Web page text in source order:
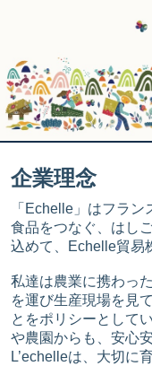
企業理念
「Echelle」はフラ
食品をつなぐ、はし
込めて、Echelle貿易
私達は農業に携わっ
を運び生産現場を見
とをポリシーとして
や農園からも、安心
L’echelleは、大切に